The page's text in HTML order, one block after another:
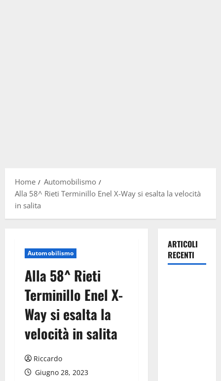
Home
Automobilismo
Alla 58^ Rieti Terminillo Enel X-Way si esalta la velocità
in salita
Automobilismo
Alla 58^ Rieti
Terminillo Enel X-
Way si esalta la
velocità in salita
Riccardo
Giugno 28, 2023
ARTICOLI
RECENTI